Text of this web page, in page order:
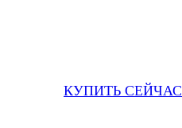
КУПИТЬ СЕЙЧАС